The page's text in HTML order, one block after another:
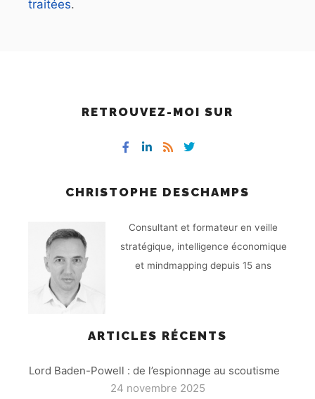
traitées.
RETROUVEZ-MOI SUR
CHRISTOPHE DESCHAMPS
Consultant et formateur en veille
stratégique, intelligence économique
et mindmapping depuis 15 ans
ARTICLES RÉCENTS
Lord Baden-Powell : de l’espionnage au scoutisme
24 novembre 2025